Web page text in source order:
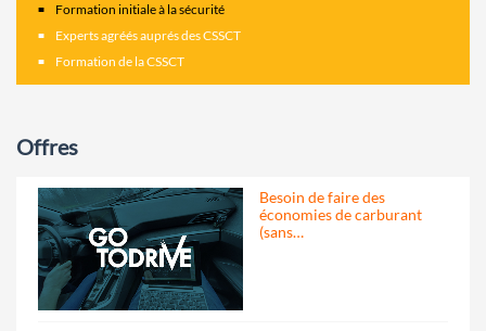
Formation initiale à la sécurité
Experts agréés auprés des CSSCT
Formation de la CSSCT
Offres
Besoin de faire des
économies de carburant
(sans…